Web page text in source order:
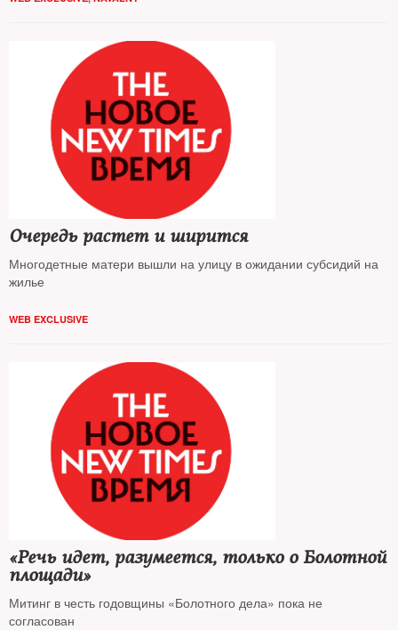
Очередь растет и ширится
Многодетные матери вышли на улицу в ожидании субсидий на
жилье
WEB EXCLUSIVE
«Речь идет, разумеется, только о Болотной
площади»
Митинг в честь годовщины «Болотного дела» пока не
согласован